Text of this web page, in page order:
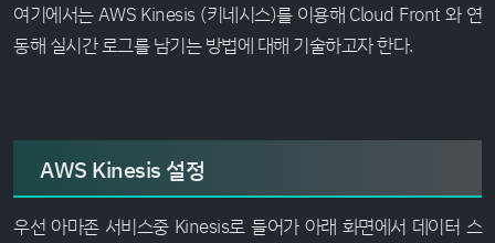
여기에서는 AWS Kinesis (키네시스)를 이용해 Cloud Front 와 연
동해 실시간 로그를 남기는 방법에 대해 기술하고자 한다.
AWS Kinesis 설정
우선 아마존 서비스중 Kinesis로 들어가 아래 화면에서 데이터 스